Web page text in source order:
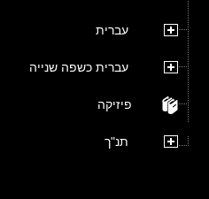
עברית
עברית כשפה שנייה
פיזיקה
תנ"ך